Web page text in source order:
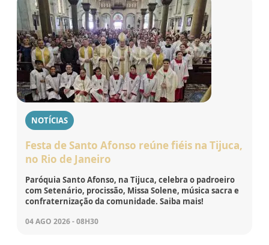
NOTÍCIAS
Festa de Santo Afonso reúne fiéis na Tijuca,
no Rio de Janeiro
Paróquia Santo Afonso, na Tijuca, celebra o padroeiro
com Setenário, procissão, Missa Solene, música sacra e
confraternização da comunidade. Saiba mais!
04 AGO 2026 - 08H30